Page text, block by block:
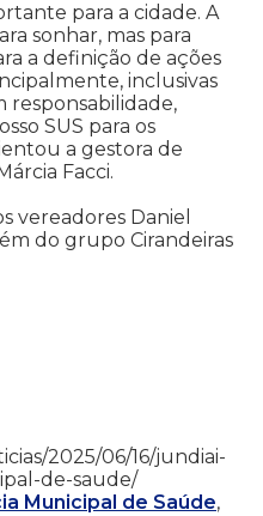
para a cidade. A
sonhar, mas para
a definição de ações
inclusivas
responsabilidade,
SUS para os
a gestora de
Facci.
vereadores Daniel
do grupo Cirandeiras
2025/06/16/jundiai-
de-saude/
Municipal de Saúde,